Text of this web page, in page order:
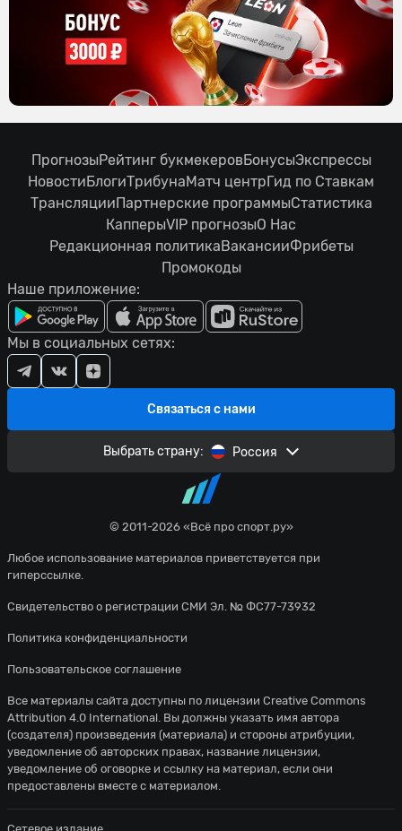
© 2011-2026 «Всё про спорт.ру»
Любое использование материалов приветствуется при
гиперссылке.
Свидетельство о регистрации СМИ Эл. № ФС77-73932
Политика конфиденциальности
Пользовательское соглашение
ПрогнозыРейтинг букмекеровБонусыЭкспрессы
НовостиБлогиТрибунаМатч центрГид по Ставкам
ТрансляцииПартнерские программыСтатистика
КапперыVIP прогнозыО Нас
Редакционная политикаВакансииФрибеты
Промокоды
Наше приложение:
Связаться с нами
Мы в социальных сетях:
Выбрать страну: Россия
Все материалы сайта доступны по лицензии Creative Commons
Attribution 4.0 International. Вы должны указать имя автора
(создателя) произведения (материала) и стороны атрибуции,
уведомление об авторских правах, название лицензии,
уведомление об оговорке и ссылку на материал, если они
предоставлены вместе с материалом.